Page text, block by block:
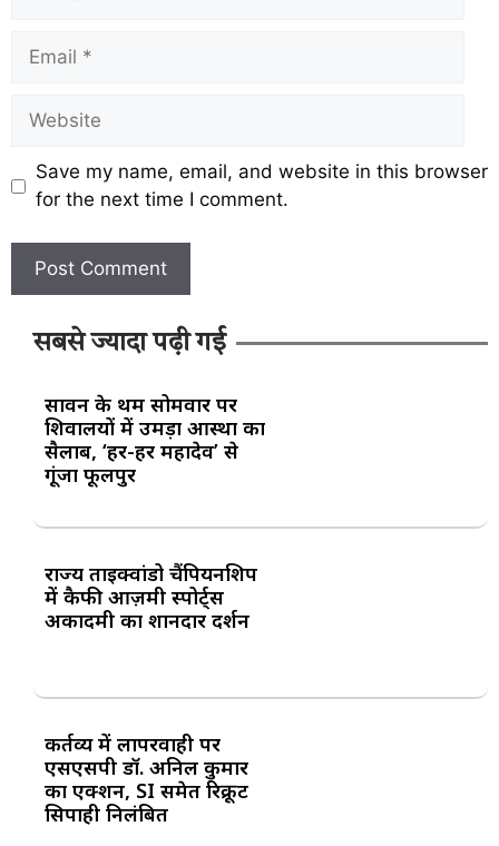
Save my name, email, and website in this browser
for the next time I comment.
सबसे ज्यादा पढ़ी गई
सावन के प्रथम सोमवार पर
शिवालयों में उमड़ा आस्था का
सैलाब, ‘हर-हर महादेव’ से
गूंजा फूलपुर
राज्य ताइक्वांडो चैंपियनशिप
में कैफी आज़मी स्पोर्ट्स
अकादमी का शानदार प्रदर्शन
कर्तव्य में लापरवाही पर
एसएसपी डॉ. अनिल कुमार
का एक्शन, SI समेत रिक्रूट
सिपाही निलंबित